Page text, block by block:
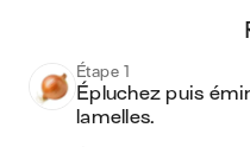
Étape 1
Épluchez puis
lamelles.